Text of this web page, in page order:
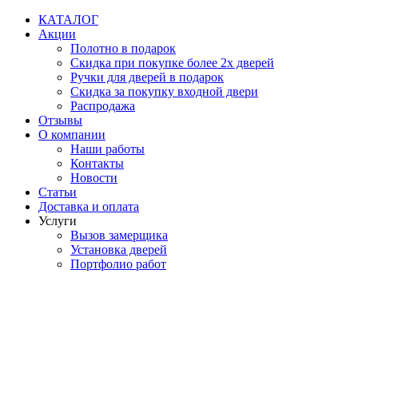
Перейти
содержимому
КАТАЛОГ
Акции
Полотно в подарок
Скидка при покупке более 2х дверей
Ручки для дверей в подарок
Скидка за покупку входной двери
Распродажа
Отзывы
О компании
Наши работы
Контакты
Новости
Статьи
Доставка и оплата
Услуги
Вызов замерщика
Установка дверей
Портфолио работ